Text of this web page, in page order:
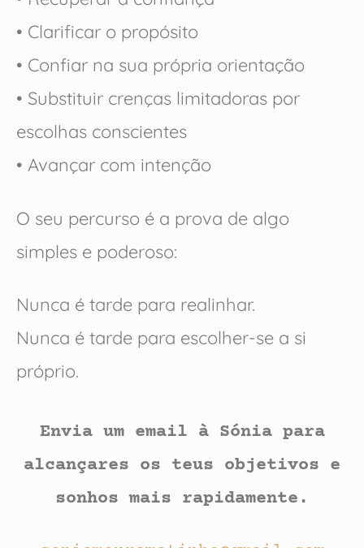
• Clarificar o propósito
• Confiar na sua própria orientação
• Substituir crenças limitadoras por
escolhas conscientes
• Avançar com intenção
O seu percurso é a prova de algo
simples e poderoso:
Nunca é tarde para realinhar.
Nunca é tarde para escolher-se a si
próprio.
Envia um email à Sónia para
alcançares os teus objetivos e
sonhos mais rapidamente.